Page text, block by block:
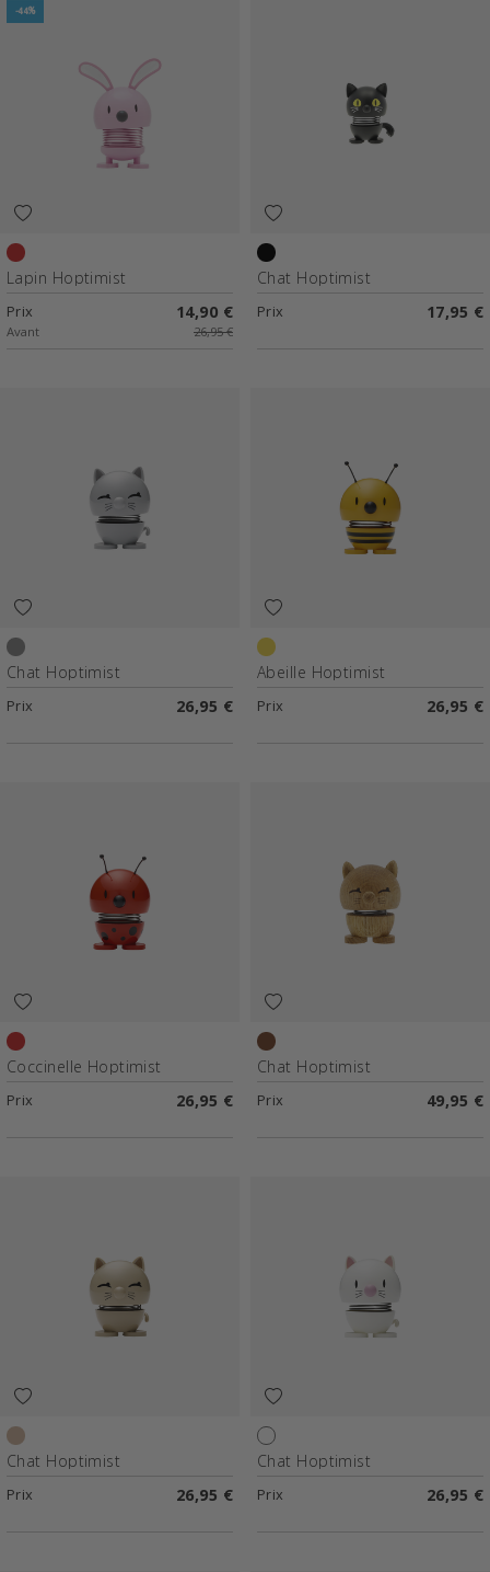
-44%
Rouge clair
Lapin Hoptimist
Prix 14,90 €
Avant 26,95 €
Noir
Chat Hoptimist
Prix 17,95 €
Gris clair
Chat Hoptimist
Prix 26,95 €
Jaune
Abeille Hoptimist
Prix 26,95 €
Rouge
Coccinelle Hoptimist
Prix 26,95 €
Chêne
Chat Hoptimist
Prix 49,95 €
Latte
Chat Hoptimist
Prix 26,95 €
Blanc
Chat Hoptimist
Prix 26,95 €